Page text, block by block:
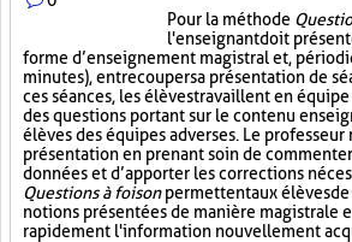
Pour la méthode
l'enseignant doit
forme d’enseignement magistral et,
minutes), entrecouper sa présentation de
ces séances, les élèves travaillent en
des questions portant sur le contenu
élèves des équipes adverses. Le
présentation en prenant soin de
données et d’apporter les corrections
Questions à foisonpermettent aux élèves
notions présentées de manière magistrale
rapidement l'information nouvellement